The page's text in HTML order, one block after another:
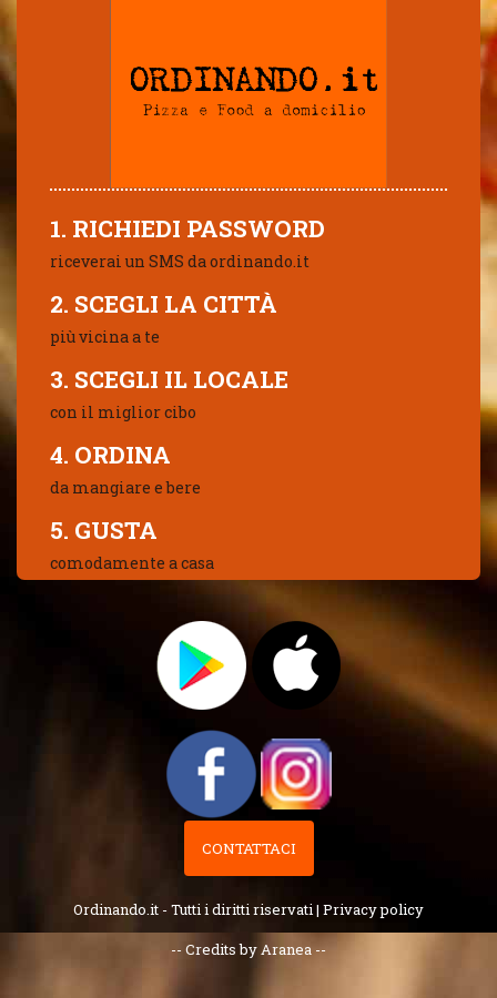
1. RICHIEDI PASSWORD
riceverai un SMS da ordinando.it
2. SCEGLI LA CITTÀ
più vicina a te
3. SCEGLI IL LOCALE
con il miglior cibo
4. ORDINA
da mangiare e bere
5. GUSTA
comodamente a casa
CONTATTACI
Ordinando.it - Tutti i diritti riservati | Privacy policy
-- Credits by Aranea --